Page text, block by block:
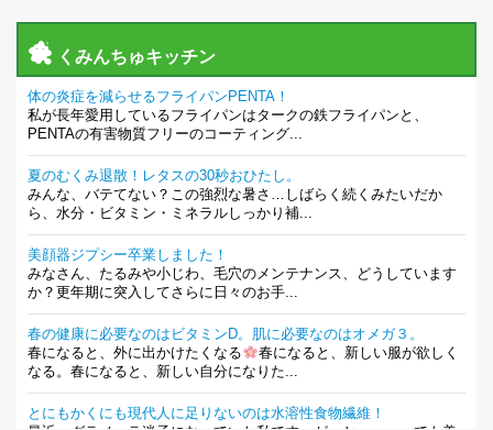
くみんちゅキッチン
体の炎症を減らせるフライパンPENTA！
私が長年愛用しているフライパンはタークの鉄フライパンと、
PENTAの有害物質フリーのコーティング...
夏のむくみ退散！レタスの30秒おひたし。
みんな、バテてない？この強烈な暑さ…しばらく続くみたいだか
ら、水分・ビタミン・ミネラルしっかり補...
美顔器ジプシー卒業しました！
みなさん、たるみや小じわ、毛穴のメンテナンス、どうしています
か？更年期に突入してさらに日々のお手...
春の健康に必要なのはビタミンD。肌に必要なのはオメガ３。
春になると、外に出かけたくなる
春になると、新しい服が欲しく
なる。春になると、新しい自分になりた...
とにもかくにも現代人に足りないのは水溶性食物繊維！